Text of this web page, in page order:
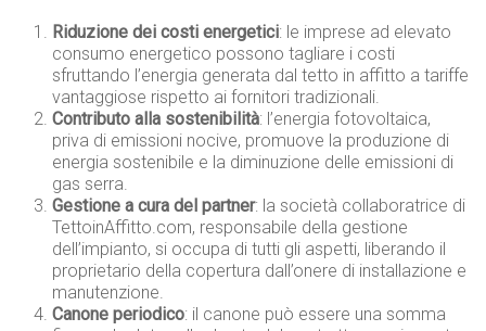
Riduzione dei costi energetici: le imprese ad elevato
consumo energetico possono tagliare i costi
sfruttando l’energia generata dal tetto in affitto a tariffe
vantaggiose rispetto ai fornitori tradizionali.
Contributo alla sostenibilità: l’energia fotovoltaica,
priva di emissioni nocive, promuove la produzione di
energia sostenibile e la diminuzione delle emissioni di
gas serra.
Gestione a cura del partner: la società collaboratrice di
TettoinAffitto.com, responsabile della gestione
dell’impianto, si occupa di tutti gli aspetti, liberando il
proprietario della copertura dall’onere di installazione e
manutenzione.
Canone periodico: il canone può essere una somma